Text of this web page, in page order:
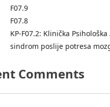
F07.9
F07.8
KP-F07.2: Klinička
sindrom poslije potresa
Comments